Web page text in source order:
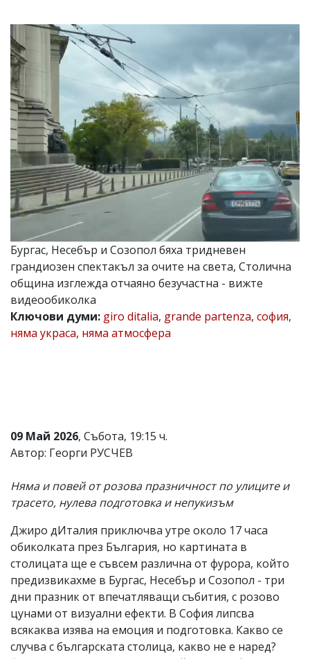
РАЗСЛЕДВАНЕ
БИЗНЕС
ЮГ
Управители:
Веселин
Василев,
email:
v.vasilev@flagman.bg
Катя
Касабова,
еmail:k.kassabova@flagman.bg
Главен
Иван
Колев,
email:
office@flagman.bg
Коментарите
под
се
отговорност
за
откриете
обиден
вас
коментар,
моля
сигнализирайте
ни!
Бургас, Несебър и Созопол бяха тридневен
грандиозен спектакъл за очите на света, Столична
община изглежда отчаяно безучастна - вижте
видеообиколка
Ключови думи: giro ditalia, grande partenza, софия,
няма украса, няма атмосфера
09 Май 2026, Събота, 19:15 ч.
Автор: Георги РУСЧЕВ
Няма и повей от розова празничност по улиците и
трасето, нулева подготовка и непукизъм
Джиро дИталия приключва утре около 17 часа
обиколката през България, но картината в
столицата ще е съвсем различна от фурора, който
предизвикахме в Бургас, Несебър и Созопол - три
дни празник от впечатляващи събития, с розово
цунами от визуални ефекти. В София липсва
всякаква изява на емоция и подготовка. Какво се
случва с българската столица, какво не е наред?